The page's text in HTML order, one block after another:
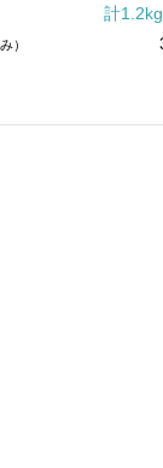
）
計1.2kg